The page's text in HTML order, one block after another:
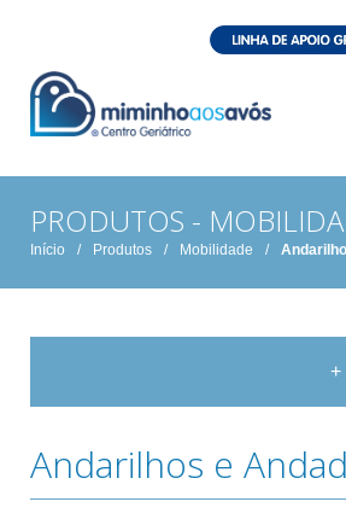
PRODUTOS -
Início / Produtos / Mobilidade /
+
Andarilhos e